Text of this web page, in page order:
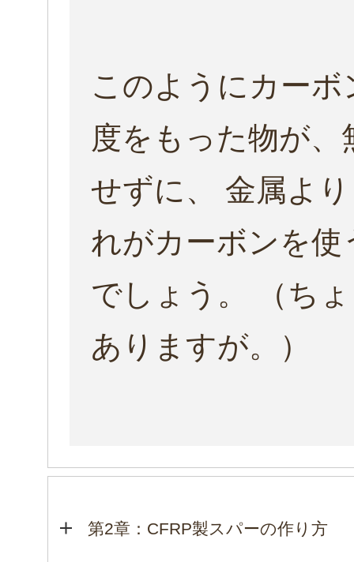
このようにカー
度をもった物が、
せずに、 金属よ
れがカーボンを
でしょう。 （ち
ありますが。）
第2章：CFRP製スパーの作り方